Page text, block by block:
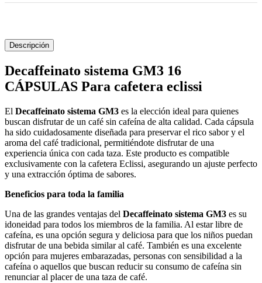
Descripción
Decaffeinato sistema GM3 16
CÁPSULAS Para cafetera eclissi
El Decaffeinato sistema GM3 es la elección ideal para quienes
buscan disfrutar de un café sin cafeína de alta calidad. Cada cápsula
ha sido cuidadosamente diseñada para preservar el rico sabor y el
aroma del café tradicional, permitiéndote disfrutar de una
experiencia única con cada taza. Este producto es compatible
exclusivamente con la cafetera Eclissi, asegurando un ajuste perfecto
y una extracción óptima de sabores.
Beneficios para toda la familia
Una de las grandes ventajas del Decaffeinato sistema GM3 es su
idoneidad para todos los miembros de la familia. Al estar libre de
cafeína, es una opción segura y deliciosa para que los niños puedan
disfrutar de una bebida similar al café. También es una excelente
opción para mujeres embarazadas, personas con sensibilidad a la
cafeína o aquellos que buscan reducir su consumo de cafeína sin
renunciar al placer de una taza de café.